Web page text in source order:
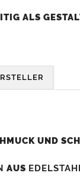
ALS
UND
AUS